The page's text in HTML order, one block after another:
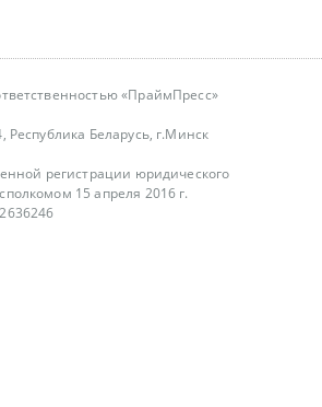
«ПраймПресс»
Беларусь, г.Минск
регистрации юридического
15 апреля 2016 г.